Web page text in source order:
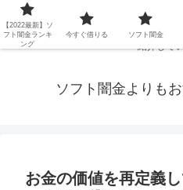
延滞ブラックや年金・生活保護・主婦
借りられないブラックの方でも、即日
紹介して
ソフト闇金よりも
お金の価値を再定義
【2022最新】ソ
フト闇金ランキ
ング
今すぐ借りる ソフト闇金